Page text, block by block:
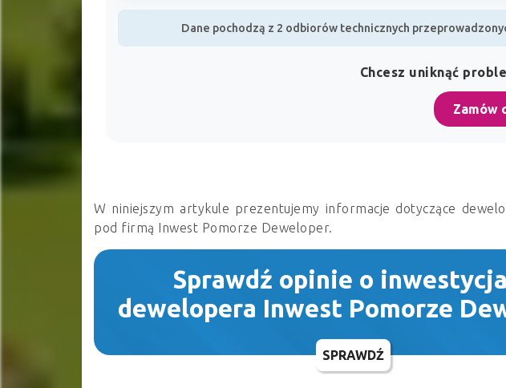
Dane pochodzą z 2 odbiorów technicznych
Chcesz uniknąć
Zamów
W niniejszym artykule prezentujemy informacje dotyczące
pod firmą Inwest Pomorze Deweloper.
Sprawdź opinie o
dewelopera Inwest Pomorze
SPRAWDŹ